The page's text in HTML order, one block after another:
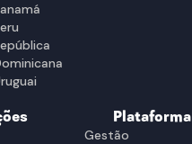
Plataforma
Gestão